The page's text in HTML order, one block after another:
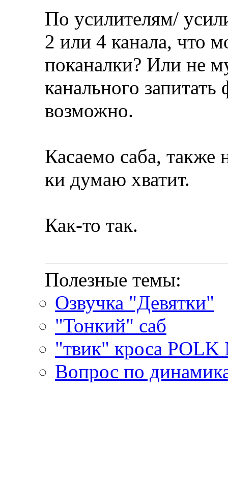
По усилителям/
2 или 4 канала, что
поканалки? Или не
канального
возможно.
Касаемо саба, также
ки думаю хватит.
Как-то так.
Полезные темы:
Озвучка "Девятки"
"Тонкий" саб
"твик" кроса
Вопрос по